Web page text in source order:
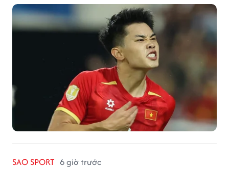
SAO SPORT 6 giờ trước